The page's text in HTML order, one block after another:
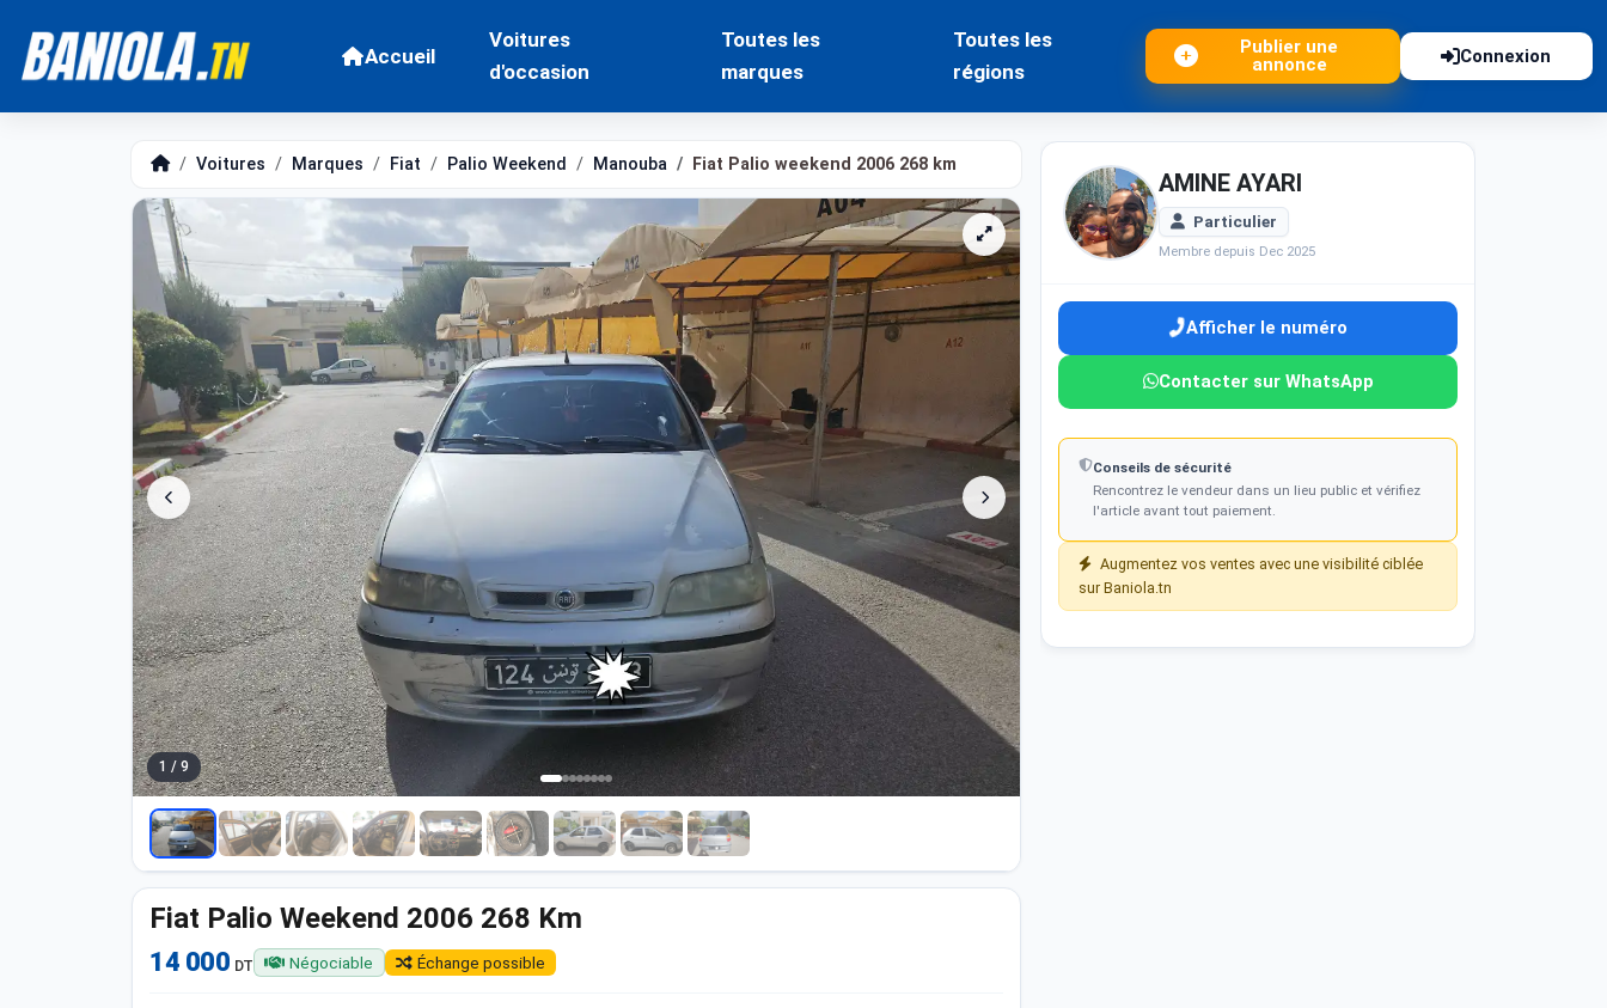
Accueil
Voitures
d'occasion
Toutes les
marques
Toutes les
régions
Publier une
annonce
Connexion
Voitures Marques Fiat Palio Weekend Manouba Fiat Palio weekend 2006 268 km
1 / 9
Fiat Palio Weekend 2006 268 Km
14 000 DT Négociable Échange possible
AMINE AYARI
Particulier
Membre depuis Dec 2025
Afficher le numéro
Contacter sur WhatsApp
Conseils de sécurité
Rencontrez le vendeur dans un lieu public et vérifiez
l'article avant tout paiement.
Augmentez vos ventes avec une visibilité ciblée
sur Baniola.tn